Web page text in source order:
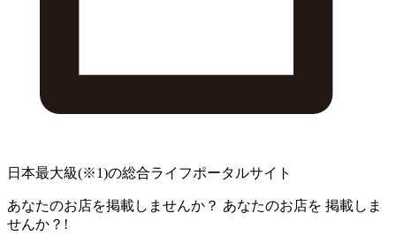
日本最大級(※1)の総合ライフポータルサイト
あなたのお店を掲載しませんか？ あなたのお店を 掲載しま
せんか？!